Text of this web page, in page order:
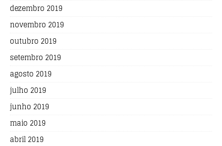
dezembro 2019
novembro 2019
outubro 2019
setembro 2019
agosto 2019
julho 2019
junho 2019
maio 2019
abril 2019